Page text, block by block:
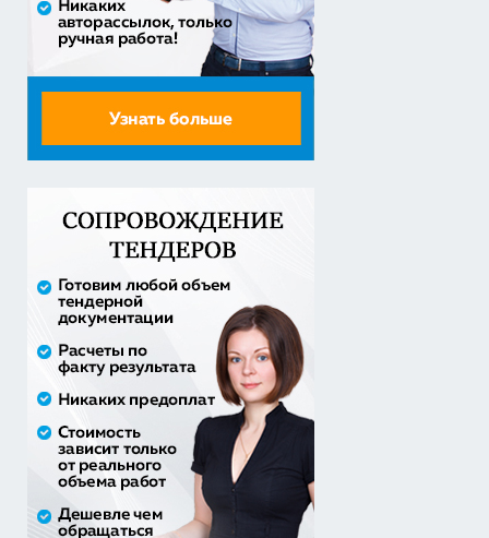
детям-сиро...
5 860 400,00 руб. - сумма сделки
Оказание услуг по организации отдыха и
2 558 571,60 руб. - сумма сделки
Закупка путевок в детские специализированные
(профильные) ла...
3 241 482,30 руб. - сумма сделки
30% аванс;
приобретение жилого помещения (квартиры) в
муниципальную соб...
1 538 252,80 руб. - сумма сделки
30% аванс;
Закупка путевок в санаторно-курортные организации
детям-сиро...
5 860 400,00 руб. - сумма сделки